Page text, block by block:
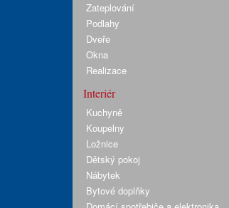
Zateplování
Podlahy
Dveře
Okna
Realizace
Interiér
Kuchyně
Koupelny
Ložnice
Dětský pokoj
Nábytek
Bytové doplňky